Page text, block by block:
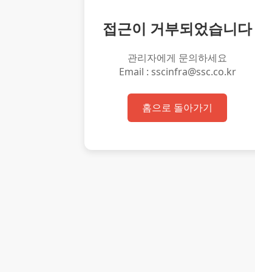
접근이 거부되었습니다
관리자에게 문의하세요
Email : sscinfra@ssc.co.kr
홈으로 돌아가기